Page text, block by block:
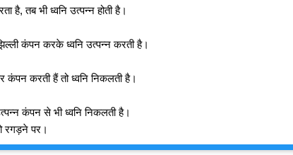
है, तब भी ध्वनि उत्पन्न होती है।
कंपन करके ध्वनि उत्पन्न करती है।
करती हैं तो ध्वनि निकलती है।
कंपन से भी ध्वनि निकलती है।
रगड़ने पर।